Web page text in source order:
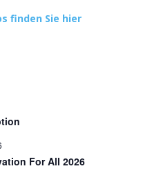
finden Sie hier
For All 2026